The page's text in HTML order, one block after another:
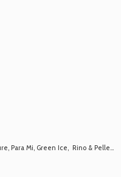
Para Mi, Green Ice, Rino & Pelle...